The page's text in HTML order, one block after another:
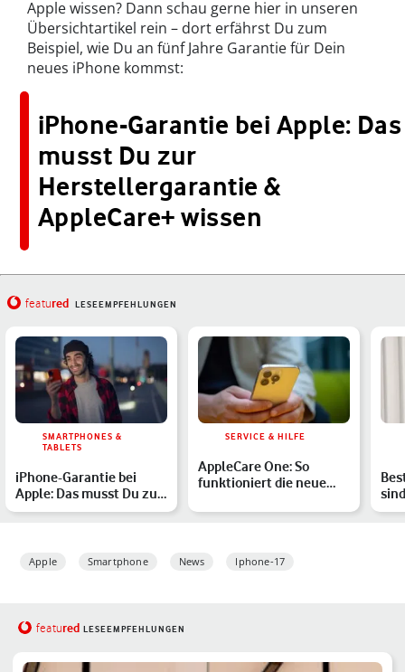
Apple wissen? Dann schau gerne hier in unseren
Übersichtartikel rein – dort erfährst Du zum
Beispiel, wie Du an fünf Jahre Garantie für Dein
neues iPhone kommst:
iPhone-Garantie bei Apple: Das
musst Du zur
Herstellergarantie &
AppleCare+ wissen
featured LESEEMPFEHLUNGEN
SMARTPHONES &
TABLETS
iPhone-Garantie bei
Apple: Das musst Du zur
Herstellergarantie & …
SERVICE & HILFE
AppleCare One: So
funktioniert die neue
Ap…
Apple Smartphone News Iphone-17
featured LESEEMPFEHLUNGEN